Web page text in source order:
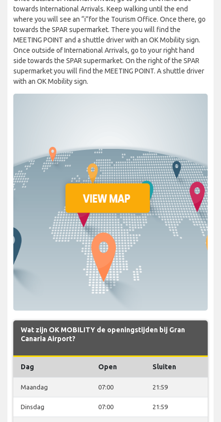
towards International Arrivals. Keep walking until the end
where you will see an “i”for the Tourism Office. Once there, go
towards the SPAR supermarket. There you will find the
MEETING POINT and a shuttle driver with an OK Mobility sign.
Once outside of International Arrivals, go to your right hand
side towards the SPAR supermarket. On the right of the SPAR
supermarket you will find the MEETING POINT. A shuttle driver
with an OK Mobility sign.
Wat zijn OK MOBILITY de openingstijden bij Gran
Canaria Airport?
Dag Open Sluiten
Maandag 07:00 21:59
Dinsdag 07:00 21:59